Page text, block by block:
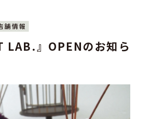
舗情報
LAB.』OPENのお知ら